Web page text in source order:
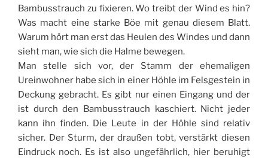
Bambusstrauch zu fixieren. Wo treibt der Wind es hin?
Was macht eine starke Böe mit genau diesem Blatt.
Warum hört man erst das Heulen des Windes und dann
sieht man, wie sich die Halme bewegen.
Man stelle sich vor, der Stamm der ehemaligen
Ureinwohner habe sich in einer Höhle im Felsgestein in
Deckung gebracht. Es gibt nur einen Eingang und der
ist durch den Bambusstrauch kaschiert. Nicht jeder
kann ihn finden. Die Leute in der Höhle sind relativ
sicher. Der Sturm, der draußen tobt, verstärkt diesen
Eindruck noch. Es ist also ungefährlich, hier beruhigt